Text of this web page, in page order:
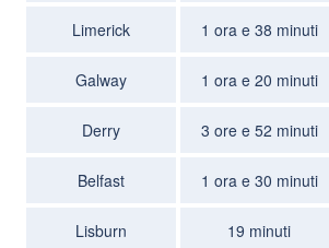
Limerick 1 ora e 38 minuti
Galway 1 ora e 20 minuti
Derry 3 ore e 52 minuti
Belfast 1 ora e 30 minuti
Lisburn 19 minuti